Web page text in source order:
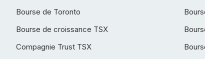
Bourse de Toronto
Bourse de croissance TSX
Compagnie Trust TSX